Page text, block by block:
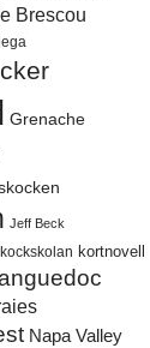
Brescou
Grenache
Jeff Beck
kockskolan kortnovell
Napa Valley